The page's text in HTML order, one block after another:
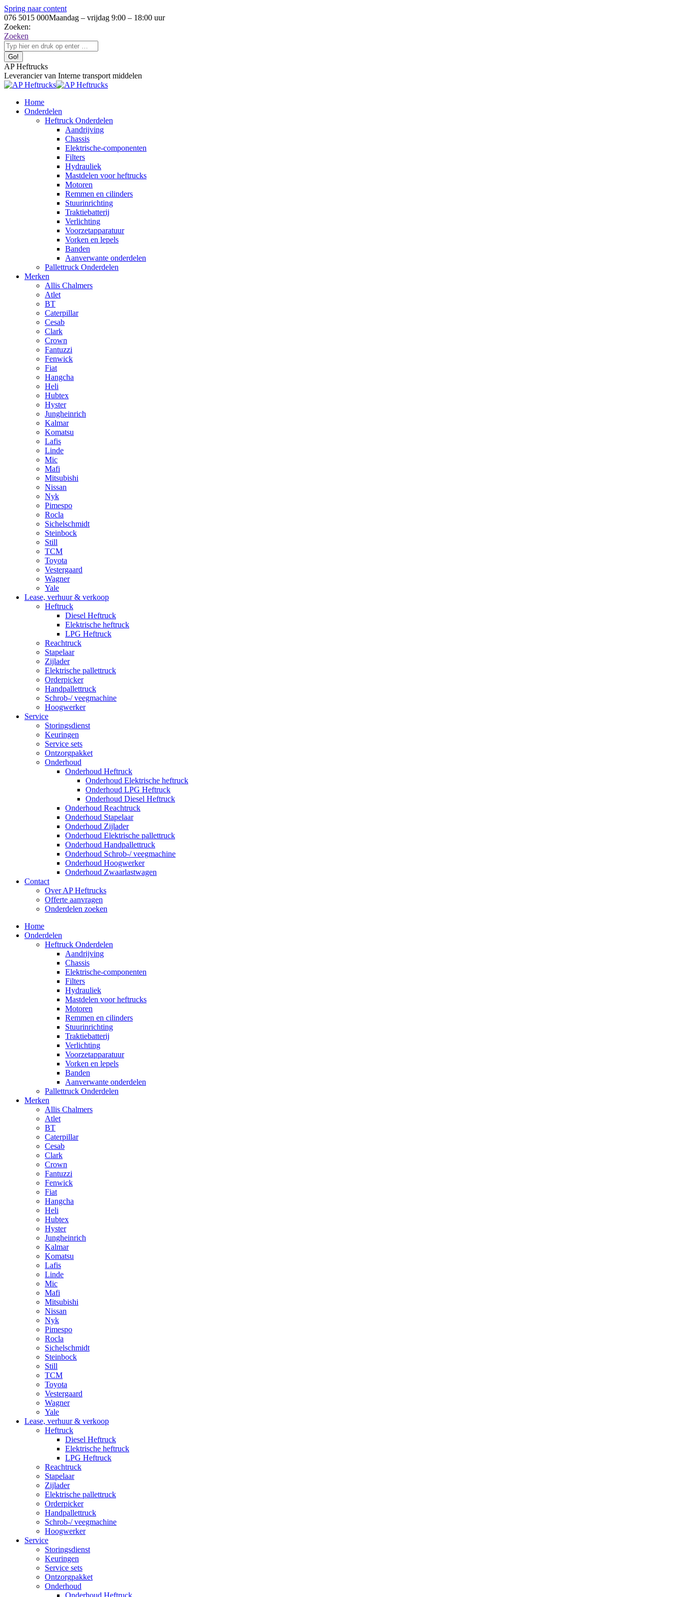
Spring naar content
076 5015 000Maandag – vrijdag 9:00 – 18:00 uur
Zoeken:
Zoeken
AP Heftrucks
Leverancier van Interne transport middelen
Home
Onderdelen
Heftruck Onderdelen
Aandrijving
Chassis
Elektrische-componenten
Filters
Hydrauliek
Mastdelen voor heftrucks
Motoren
Remmen en cilinders
Stuurinrichting
Traktiebatterij
Verlichting
Voorzetapparatuur
Vorken en lepels
Banden
Aanverwante onderdelen
Pallettruck Onderdelen
Merken
Allis Chalmers
Atlet
BT
Caterpillar
Cesab
Clark
Crown
Fantuzzi
Fenwick
Fiat
Hangcha
Heli
Hubtex
Hyster
Jungheinrich
Kalmar
Komatsu
Lafis
Linde
Mic
Mafi
Mitsubishi
Nissan
Nyk
Pimespo
Rocla
Sichelschmidt
Steinbock
Still
TCM
Toyota
Vestergaard
Wagner
Yale
Lease, verhuur & verkoop
Heftruck
Diesel Heftruck
Elektrische heftruck
LPG Heftruck
Reachtruck
Stapelaar
Zijlader
Elektrische pallettruck
Orderpicker
Handpallettruck
Schrob-/ veegmachine
Hoogwerker
Service
Storingsdienst
Keuringen
Service sets
Ontzorgpakket
Onderhoud
Onderhoud Heftruck
Onderhoud Elektrische heftruck
Onderhoud LPG Heftruck
Onderhoud Diesel Heftruck
Onderhoud Reachtruck
Onderhoud Stapelaar
Onderhoud Zijlader
Onderhoud Elektrische pallettruck
Onderhoud Handpallettruck
Onderhoud Schrob-/ veegmachine
Onderhoud Hoogwerker
Onderhoud Zwaarlastwagen
Contact
Over AP Heftrucks
Offerte aanvragen
Onderdelen zoeken
Home
Onderdelen
Heftruck Onderdelen
Aandrijving
Chassis
Elektrische-componenten
Filters
Hydrauliek
Mastdelen voor heftrucks
Motoren
Remmen en cilinders
Stuurinrichting
Traktiebatterij
Verlichting
Voorzetapparatuur
Vorken en lepels
Banden
Aanverwante onderdelen
Pallettruck Onderdelen
Merken
Allis Chalmers
Atlet
BT
Caterpillar
Cesab
Clark
Crown
Fantuzzi
Fenwick
Fiat
Hangcha
Heli
Hubtex
Hyster
Jungheinrich
Kalmar
Komatsu
Lafis
Linde
Mic
Mafi
Mitsubishi
Nissan
Nyk
Pimespo
Rocla
Sichelschmidt
Steinbock
Still
TCM
Toyota
Vestergaard
Wagner
Yale
Lease, verhuur & verkoop
Heftruck
Diesel Heftruck
Elektrische heftruck
LPG Heftruck
Reachtruck
Stapelaar
Zijlader
Elektrische pallettruck
Orderpicker
Handpallettruck
Schrob-/ veegmachine
Hoogwerker
Service
Storingsdienst
Keuringen
Service sets
Ontzorgpakket
Onderhoud
Onderhoud Heftruck